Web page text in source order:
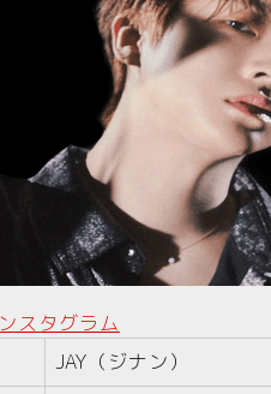
スタグラム
JAY（ジナン）